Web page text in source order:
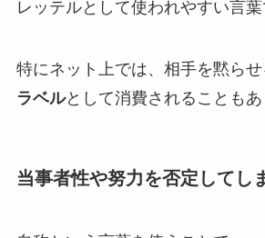
レッテルとして使われやすい言葉
特にネット上では、相手を黙ら
ラベルとして消費されることもあ
当事者性や努力を否定してし